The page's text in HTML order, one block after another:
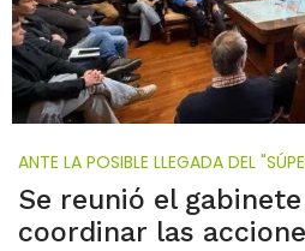
ANTE LA POSIBLE LLEGADA DEL
Se reunió el
coordinar las